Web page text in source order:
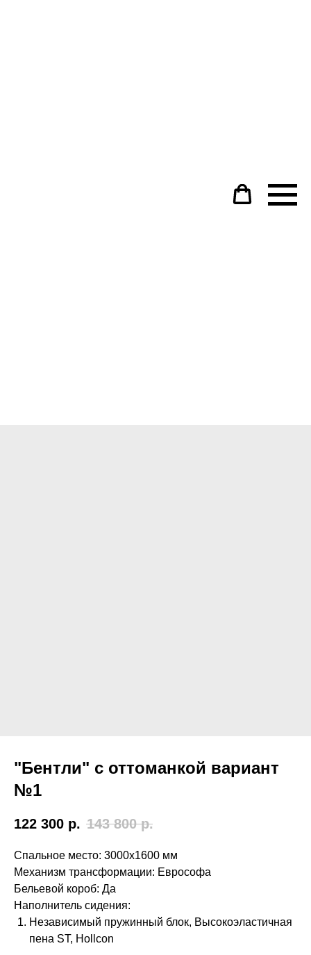
"Бентли" с оттоманкой вариант
№1
122 300 р. 143 800 р.
Спальное место: 3000х1600 мм
Механизм трансформации: Еврософа
Бельевой короб: Да
Наполнитель сидения:
Независимый пружинный блок, Высокоэластичная
пена ST, Hollcon